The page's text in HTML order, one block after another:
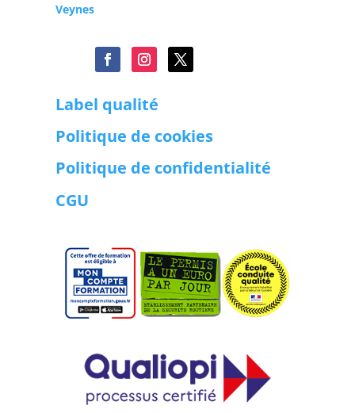
Veynes
Label qualité
Politique de cookies
Politique de confidentialité
CGU